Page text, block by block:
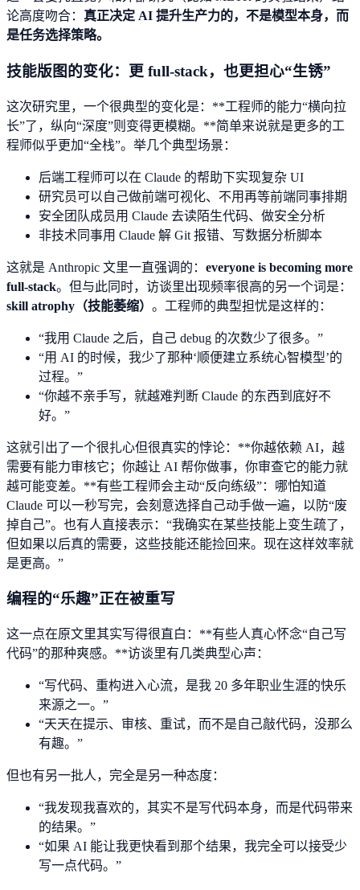
论高度吻合： 真正决定 AI 提升生产力的，不是模型本身，而
是任务选择策略。
技能版图的变化：更 full-stack，也更担心“生锈”
这次研究里，一个很典型的变化是：**工程师的能力“横向拉
长”了，纵向“深度”则变得更模糊。**简单来说就是更多的工
程师似乎更加“全栈”。举几个典型场景：
后端工程师可以在 Claude 的帮助下实现复杂 UI
研究员可以自己做前端可视化、不用再等前端同事排期
安全团队成员用 Claude 去读陌生代码、做安全分析
非技术同事用 Claude 解 Git 报错、写数据分析脚本
这就是 Anthropic 文里一直强调的： everyone is becoming more
full-stack。但与此同时，访谈里出现频率很高的另一个词是：
skill atrophy（技能萎缩） 。工程师的典型担忧是这样的：
“我用 Claude 之后，自己 debug 的次数少了很多。”
“用 AI 的时候，我少了那种‘顺便建立系统心智模型’的
过程。”
“你越不亲手写，就越难判断 Claude 的东西到底好不
好。”
这就引出了一个很扎心但很真实的悖论：**你越依赖 AI，越
需要有能力审核它；你越让 AI 帮你做事，你审查它的能力就
越可能变差。**有些工程师会主动“反向练级”：哪怕知道
Claude 可以一秒写完，会刻意选择自己动手做一遍，以防“废
掉自己”。也有人直接表示：“我确实在某些技能上变生疏了，
但如果以后真的需要，这些技能还能捡回来。现在这样效率就
是更高。”
编程的“乐趣”正在被重写
这一点在原文里其实写得很直白：**有些人真心怀念“自己写
代码”的那种爽感。**访谈里有几类典型心声：
“写代码、重构进入心流，是我 20 多年职业生涯的快乐
来源之一。”
“天天在提示、审核、重试，而不是自己敲代码，没那么
有趣。”
但也有另一批人，完全是另一种态度：
“我发现我喜欢的，其实不是写代码本身，而是代码带来
的结果。”
“如果 AI 能让我更快看到那个结果，我完全可以接受少
写一点代码。”